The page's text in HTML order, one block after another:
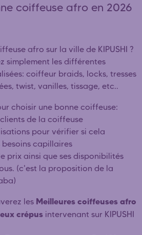
coiffeuse afro en 2026
afro sur la ville de KIPUSHI ?
simplement les différentes
coiffeur braids, locks, tresses
twist, vanilles, tissage, etc..
choisir une bonne coiffeuse:
de la coiffeuse
pour vérifier si cela
capillaires
prix ainsi que ses disponibilités
(c'est la proposition de la
les Meilleures coiffeuses afro
crépus intervenant sur KIPUSHI